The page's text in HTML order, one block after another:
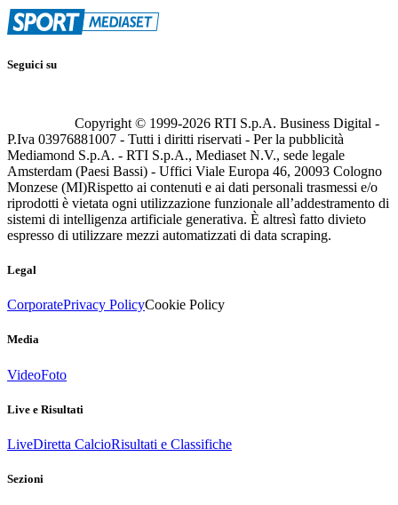
Seguici su
Copyright © 1999-2026 RTI S.p.A. Business Digital -
P.Iva 03976881007 - Tutti i diritti riservati - Per la pubblicità
Mediamond S.p.A. - RTI S.p.A., Mediaset N.V., sede legale
Amsterdam (Paesi Bassi) - Uffici Viale Europa 46, 20093 Cologno
Monzese (MI)Rispetto ai contenuti e ai dati personali trasmessi e/o
riprodotti è vietata ogni utilizzazione funzionale all’addestramento di
sistemi di intelligenza artificiale generativa. È altresì fatto divieto
espresso di utilizzare mezzi automatizzati di data scraping.
Legal
CorporatePrivacy PolicyCookie Policy
Media
VideoFoto
Live e Risultati
LiveDiretta CalcioRisultati e Classifiche
Sezioni